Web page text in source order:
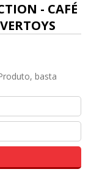
- CAFÉ
basta